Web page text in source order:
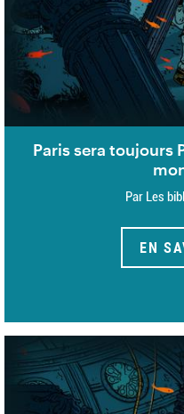
Paris sera toujours
Par Les
EN